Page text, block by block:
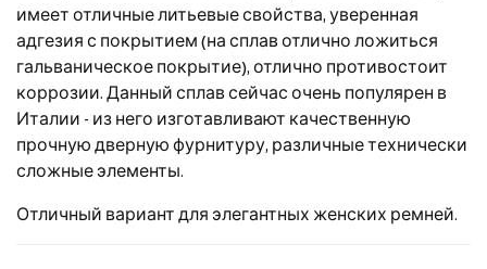
имеет отличные литьевые свойства, уверенная
адгезия с покрытием (на сплав отлично ложиться
гальваническое покрытие), отлично противостоит
коррозии. Данный сплав сейчас очень популярен в
Италии - из него изготавливают качественную
прочную дверную фурнитуру, различные технически
сложные элементы.
Отличный вариант для элегантных женских ремней.